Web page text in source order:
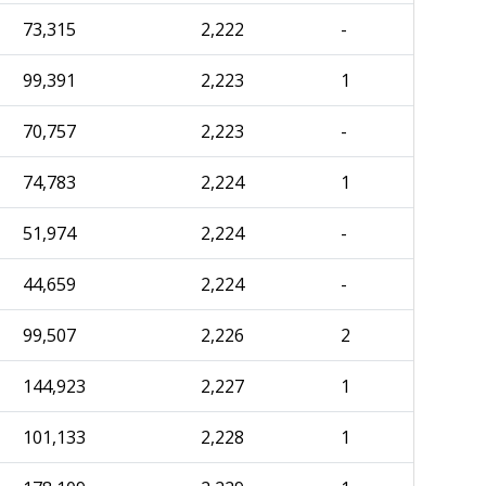
73,315 2,222 -
99,391 2,223 1
70,757 2,223 -
74,783 2,224 1
51,974 2,224 -
44,659 2,224 -
99,507 2,226 2
144,923 2,227 1
101,133 2,228 1